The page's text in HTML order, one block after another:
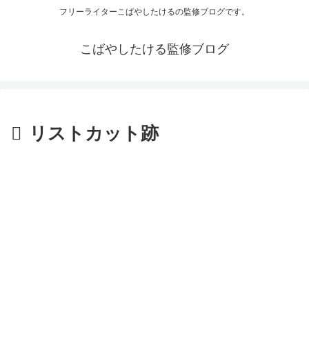
フリーライターこばやしたけるの監修ブログです。
こばやしたける監修ブログ
リストカット跡